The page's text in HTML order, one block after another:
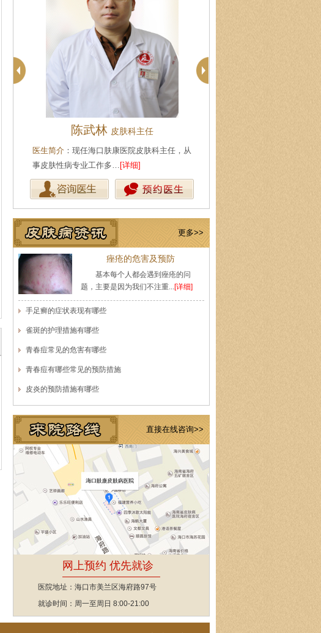
王珍 会诊专家
医生简介 ：原海南医学院附属医院皮肤科主任
医师，副教授。从事皮…[详细]
更多>>
痤疮的危害及预防
基本每个人都会遇到痤疮的问
题，主要是因为我们不注重...[详细]
手足癣的症状表现有哪些
雀斑的护理措施有哪些
青春痘常见的危害有哪些
青春痘有哪些常见的预防措施
皮炎的预防措施有哪些
直接在线咨询>>
网上预约 优先就诊
医院地址：海口市美兰区海府路97号
就诊时间：周一至周日 8:00-21:00